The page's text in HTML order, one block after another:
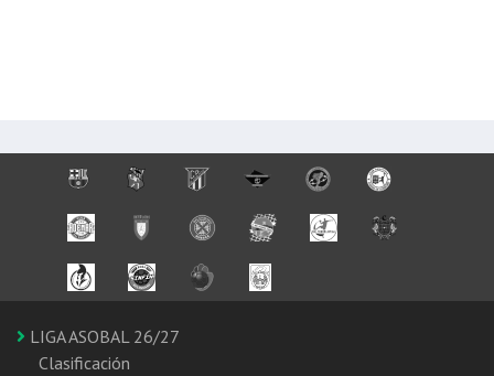
LIGA ASOBAL 26/27
Clasificación